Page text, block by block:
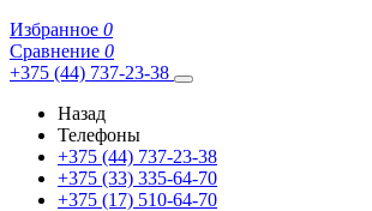
Избранное 0
Сравнение 0
+375 (44) 737-23-38
Назад
Телефоны
+375 (44) 737-23-38
+375 (33) 335-64-70
+375 (17) 510-64-70